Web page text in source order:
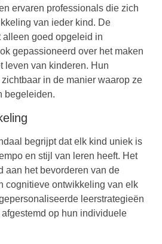
ervaren professionals die zich
van ieder kind. De
goed opgeleid in
gepassioneerd over het maken
leven van kinderen. Hun
in de manier waarop ze
begeleiden.
begrijpt dat elk kind uniek is
en stijl van leren heeft. Het
aan het bevorderen van de
cognitieve ontwikkeling van elk
leerstrategieën
op hun individuele